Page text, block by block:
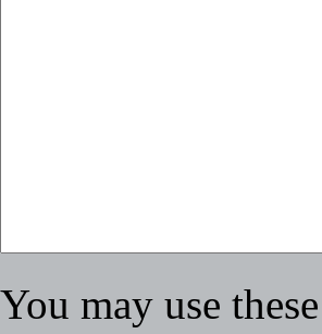
You may use these